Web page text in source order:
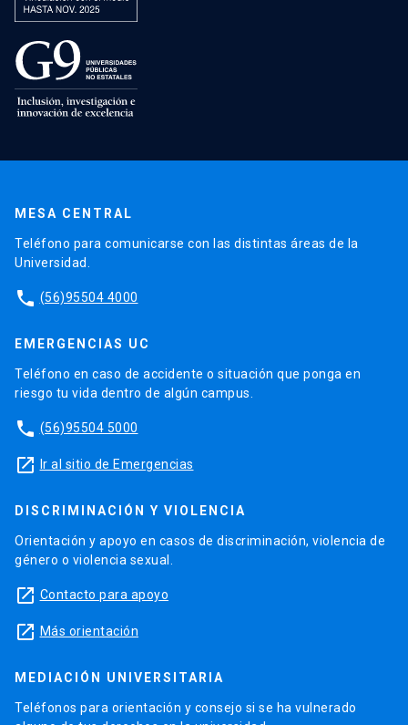
MESA CENTRAL
Teléfono para comunicarse con las distintas áreas de la
Universidad.
phone (56)95504 4000
EMERGENCIAS UC
Teléfono en caso de accidente o situación que ponga en
riesgo tu vida dentro de algún campus.
phone (56)95504 5000
launch Ir al sitio de Emergencias
DISCRIMINACIÓN Y VIOLENCIA
Orientación y apoyo en casos de discriminación, violencia de
género o violencia sexual.
launch Contacto para apoyo
launch Más orientación
MEDIACIÓN UNIVERSITARIA
Teléfonos para orientación y consejo si se ha vulnerado